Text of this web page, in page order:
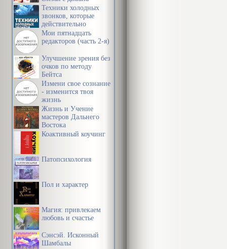
Техники холодных
звонков, которые
действительно
работают
Мои пятнадцать
редакторов (часть 2-я)
Улучшение зрения без
очков по методу
Бейтса
Измени свое сознание
- изменится твоя
жизнь
Жизнь и Учение
мастеров Дальнего
Востока
Коактивный коучинг
Патопсихология
Пол и характер
Магия: привлекаем
любовь и счастье
Сэнсэй. Исконный
Шамбалы